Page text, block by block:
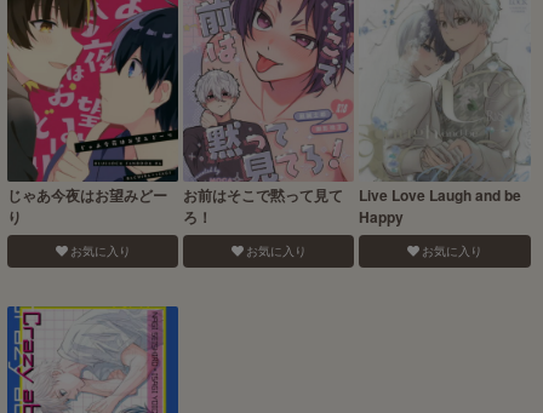
じゃあ今夜はお望みどー
り
お気に入り
お前はそこで黙って見て
ろ！
お気に入り
Live Love Laugh and be
Happy
お気に入り